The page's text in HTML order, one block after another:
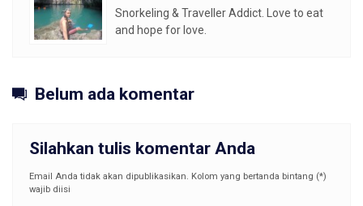
Snorkeling & Traveller Addict. Love to eat
and hope for love.
Belum ada komentar
Silahkan tulis komentar Anda
Email Anda tidak akan dipublikasikan. Kolom yang bertanda bintang (*)
wajib diisi